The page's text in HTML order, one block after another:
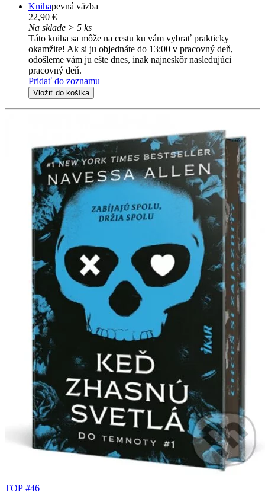
Knihapevná väzba
22,90 €
Na sklade > 5 ks
Táto kniha sa môže na cestu ku vám vybrať prakticky
okamžite! Ak si ju objednáte do 13:00 v pracovný deň,
odošleme vám ju ešte dnes, inak najneskôr nasledujúci
pracovný deň.
Pridať do zoznamu
Vložiť do košíka
TOP #46